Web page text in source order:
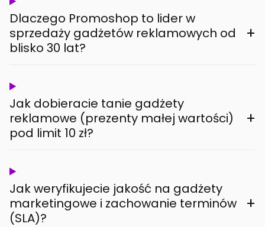
Dlaczego Promoshop to lider w
sprzedaży gadżetów reklamowych od
blisko 30 lat?
+
Jak dobieracie tanie gadżety
reklamowe (prezenty małej wartości)
pod limit 10 zł?
+
Jak weryfikujecie jakość na gadżety
marketingowe i zachowanie terminów
(SLA)?
+